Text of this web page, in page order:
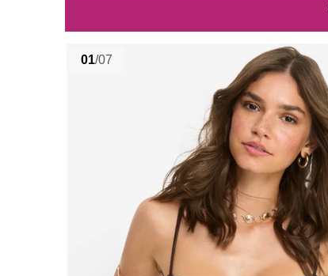
01/07